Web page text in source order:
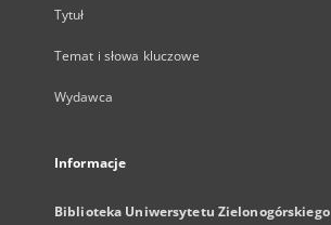
Tytuł
Temat i słowa kluczowe
Wydawca
Informacje
Biblioteka Uniwersytetu Zielonogórskiego